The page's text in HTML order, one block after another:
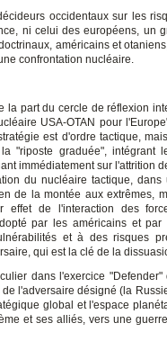
occidentaux sur les
ni celui des européens, un
américains et
confrontation nucléaire.
la part du cercle de réflexion
USA-OTAN pour
est d'ordre tactique,
"riposte graduée", intégrant
immédiatement sur l'attrition
du nucléaire tactique, dans
de la montée aux extrêmes,
effet de l'interaction des
par les américains et par
et à des risques
qui est la clé de la
dans l'exercice "Defender"
l'adversaire désigné (la
global et l'espace
et ses alliés, vers une